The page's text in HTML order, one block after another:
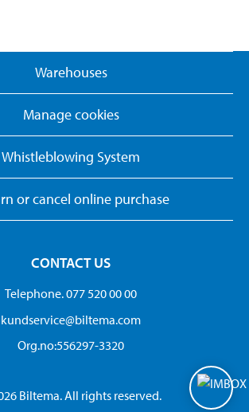
Warehouses
Manage cookies
Whistleblowing System
or cancel online purchase
CONTACT US
Telephone. 077 520 00 00
kundservice@biltema.com
Org.no:556297-3320
Biltema. All rights reserved.